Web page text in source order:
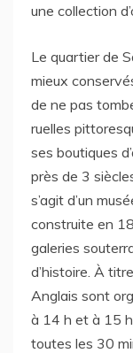
une collection
Le quartier de
mieux
de ne pas
ruelles
ses boutiques
près de 3
s’agit d’un
construite en
galeries
d’histoire. À
Anglais sont
à 14 h et à 15
toutes les 30